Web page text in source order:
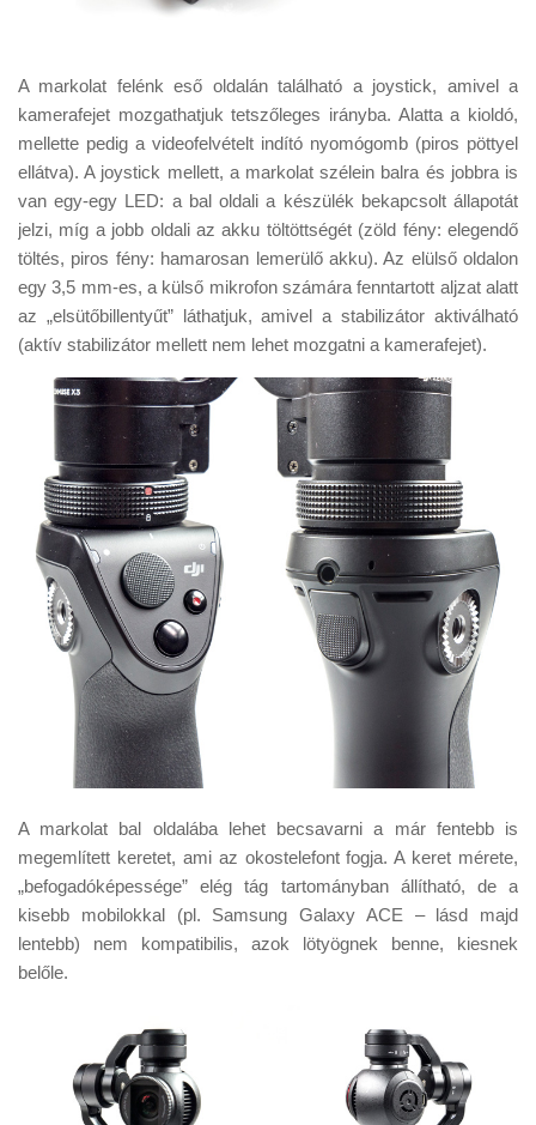
A markolat felénk eső oldalán található a joystick, amivel a
kamerafejet mozgathatjuk tetszőleges irányba. Alatta a kioldó,
mellette pedig a videofelvételt indító nyomógomb (piros pöttyel
ellátva). A joystick mellett, a markolat szélein balra és jobbra is
van egy-egy LED: a bal oldali a készülék bekapcsolt állapotát
jelzi, míg a jobb oldali az akku töltöttségét (zöld fény: elegendő
töltés, piros fény: hamarosan lemerülő akku). Az elülső oldalon
egy 3,5 mm-es, a külső mikrofon számára fenntartott aljzat alatt
az „elsütőbillentyűt” láthatjuk, amivel a stabilizátor aktiválható
(aktív stabilizátor mellett nem lehet mozgatni a kamerafejet).
A markolat bal oldalába lehet becsavarni a már fentebb is
megemlített keretet, ami az okostelefont fogja. A keret mérete,
„befogadóképessége” elég tág tartományban állítható, de a
kisebb mobilokkal (pl. Samsung Galaxy ACE – lásd majd
lentebb) nem kompatibilis, azok lötyögnek benne, kiesnek
belőle.